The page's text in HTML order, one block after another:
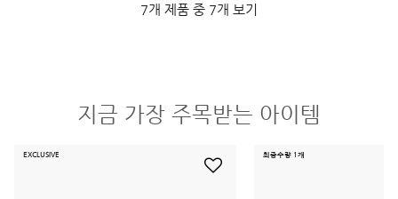
7개 제품 중 7개 보기
지금 가장 주목받는 아이템
EXCLUSIVE 최종수량 1개